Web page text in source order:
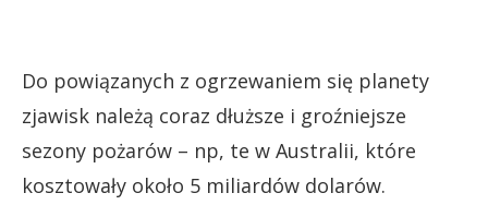
Do powiązanych z ogrzewaniem się planety
zjawisk należą coraz dłuższe i groźniejsze
sezony pożarów – np, te w Australii, które
kosztowały około 5 miliardów dolarów.